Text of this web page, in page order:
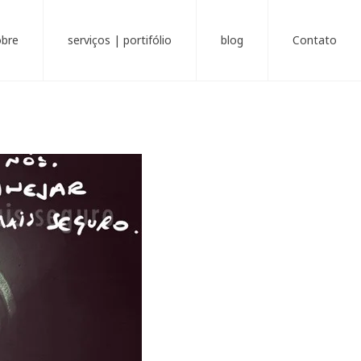
serviços | portifólio blog Contato